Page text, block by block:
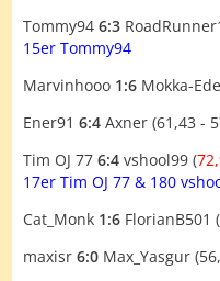
Tommy94 6:3
15er Tommy94
Marvinhooo 1:6 Mokka-
Ener91 6:4 Axner (61,43 -
Tim OJ 77 6:4 vshool99 (
17er Tim OJ 77 & 180
Cat_Monk 1:6 FlorianB501
maxisr 6:0 Max_Yasgur